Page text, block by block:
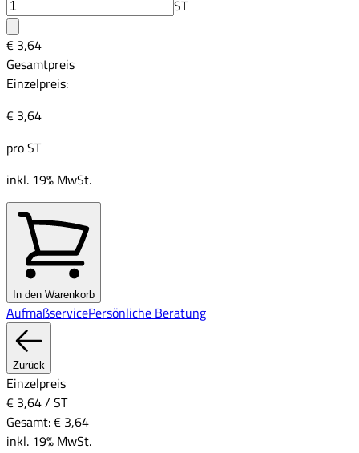
ST
€ 3,64
Gesamtpreis
Einzelpreis:
€ 3,64
proST
inkl. 19% MwSt.
In den Warenkorb
AufmaßservicePersönliche Beratung
Zurück
Einzelpreis
€ 3,64/ ST
Gesamt:€ 3,64
inkl. 19% MwSt.